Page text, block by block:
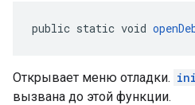
public static void
Открывает меню отладки.
вызвана до этой функции.